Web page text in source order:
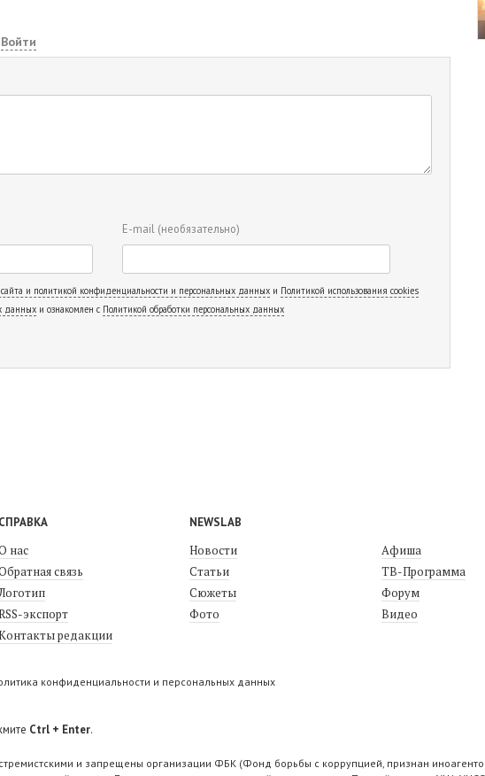
Войти
E-mail (необязательно)
и политикой конфиденциальности и персональных данных и Политикой использования cookies
данных и ознакомлен с Политикой обработки персональных данных
СПРАВКА
нас
связь
экспорт
редакции
NEWSLAB
Новости
Статьи
Сюжеты
Фото
Афиша
ТВ-Программа
Форум
Видео
конфиденциальности и персональных данных
Ctrl + Enter.
и запрещены организации ФБК (Фонд борьбы с коррупцией, признан